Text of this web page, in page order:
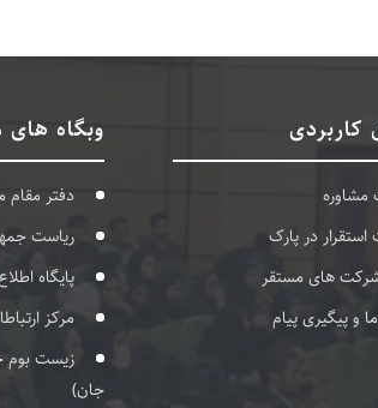
کاربردی
مشاوره
در پارک
های مستقر
ما و پیگیری پیام
وبگاه
دفتر
ریاست
پایگاه
مرکز
زیست بوم
جان)